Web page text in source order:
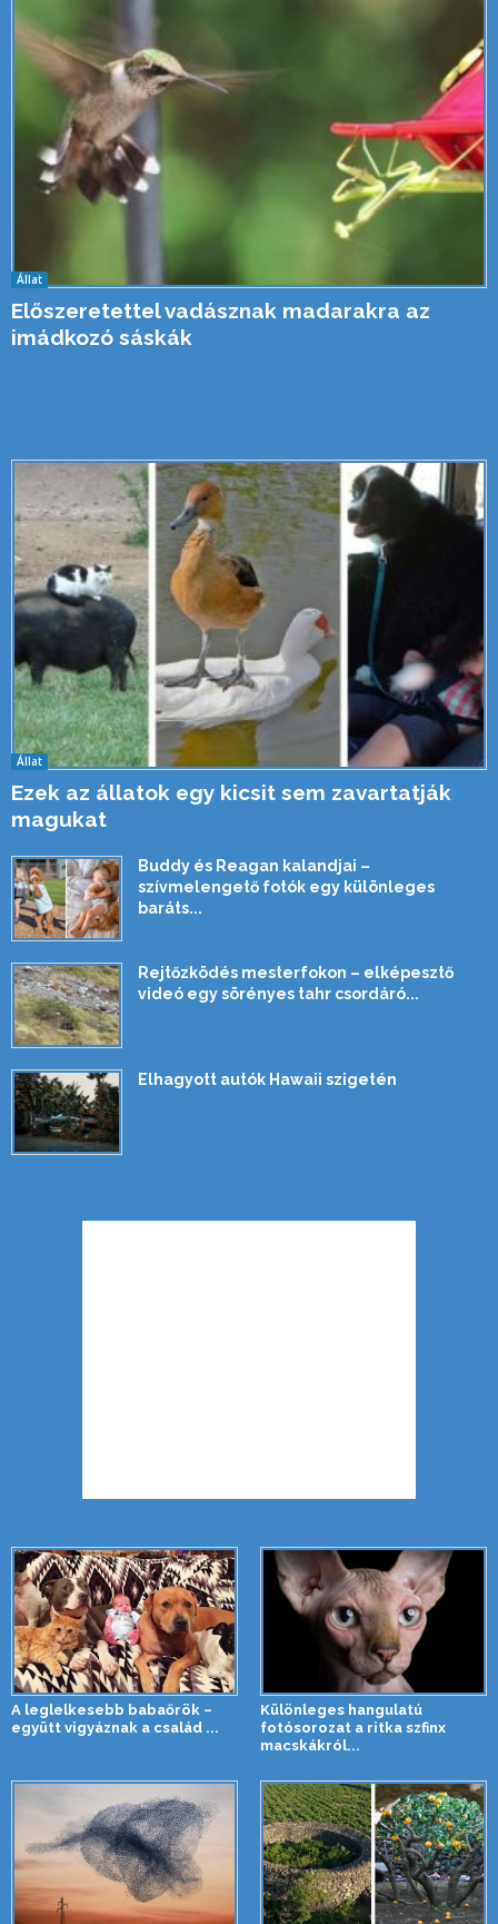
Állat
Előszeretettel vadásznak madarakra az
imádkozó sáskák
Állat
Ezek az állatok egy kicsit sem zavartatják
magukat
Buddy és Reagan kalandjai –
szívmelengető fotók egy különleges
baráts...
Rejtőzködés mesterfokon – elképesztő
videó egy sörényes tahr csordáró...
Elhagyott autók Hawaii szigetén
A leglelkesebb babaőrök –
együtt vigyáznak a család ...
Különleges hangulatú
fotósorozat a ritka szfinx
macskákról...